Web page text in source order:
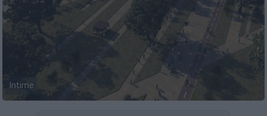
Intime